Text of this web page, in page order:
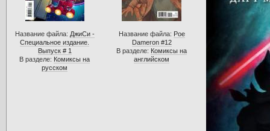
Название файла: ДжиСи -
Специальное издание.
Выпуск # 1
В разделе: Комиксы на
русском
Название файла: Poe
Dameron #12
В разделе: Комиксы на
английском